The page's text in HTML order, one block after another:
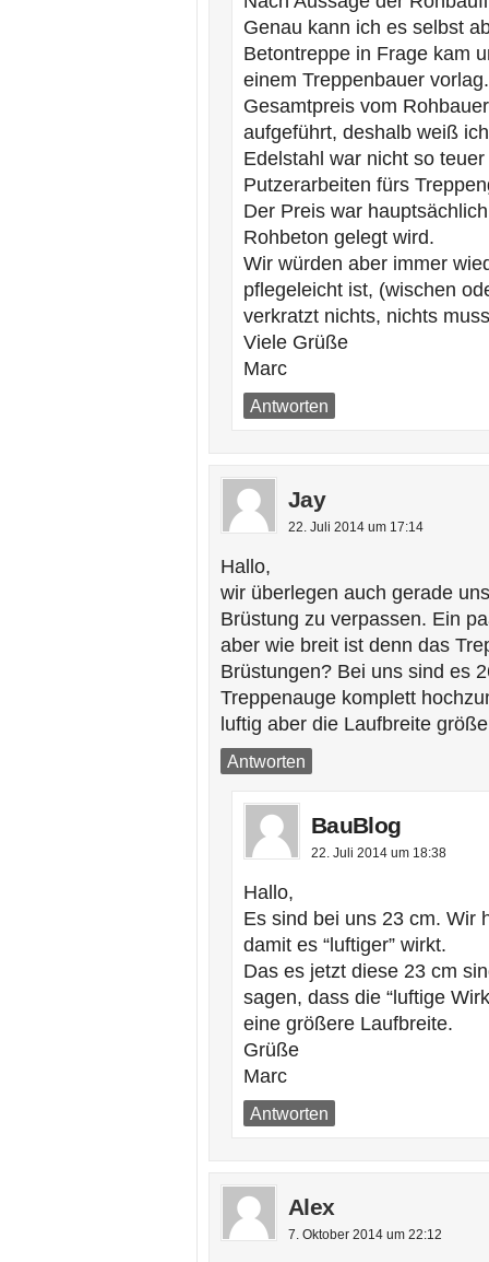
Genau kann ich es selbst
Betontreppe in Frage kam
einem Treppenbauer
Gesamtpreis vom
aufgeführt, deshalb weiß
Edelstahl war nicht so
Putzerarbeiten fürs
Der Preis war
Rohbeton gelegt wird.
Wir würden aber immer
pflegeleicht ist, (wischen
verkratzt nichts, nichts
Viele Grüße
Marc
Antworten
Jay
22. Juli 2014 um 17:14
Hallo,
wir überlegen auch gerade
Brüstung zu verpassen. Ein
aber wie breit ist denn das
Brüstungen? Bei uns sind es
Treppenauge komplett
luftig aber die Laufbreite
Antworten
BauBlog
22. Juli 2014 um 18:38
Hallo,
Es sind bei uns 23 cm. Wir
damit es “luftiger” wirkt.
Das es jetzt diese 23 cm
sagen, dass die “luftige
eine größere Laufbreite.
Grüße
Marc
Antworten
Alex
7. Oktober 2014 um 22:12